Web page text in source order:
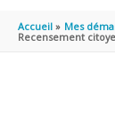
Accueil Mes
Recensement